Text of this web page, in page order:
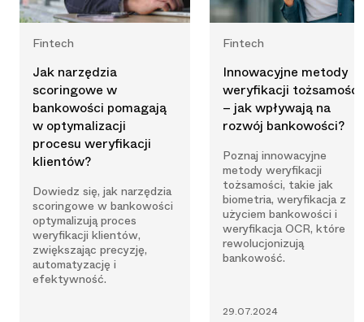
Fintech
Jak narzędzia
scoringowe w
bankowości pomagają
w optymalizacji
procesu weryfikacji
klientów?
Dowiedz się, jak narzędzia
scoringowe w bankowości
optymalizują proces
weryfikacji klientów,
zwiększając precyzję,
automatyzację i
efektywność.
Fintech
Innowacyjne metody
weryfikacji tożsamości
– jak wpływają na
rozwój bankowości?
Poznaj innowacyjne
metody weryfikacji
tożsamości, takie jak
biometria, weryfikacja z
użyciem bankowości i
weryfikacja OCR, które
rewolucjonizują
bankowość.
29.07.2024